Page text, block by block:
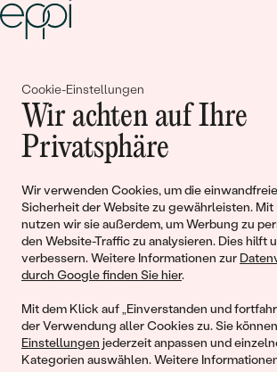
Cookie-Einstellungen
Wir achten auf Ihre
Privatsphäre
Wir verwenden Cookies, um die
Sicherheit der Website zu gewährleisten.
nutzen wir sie außerdem, um Werbung zu
den Website-Traffic zu analysieren. Dies hilft
verbessern. Weitere Informationen zur
durch Google finden Sie hier.
Mit dem Klick auf „Einverstanden und
der Verwendung aller Cookies zu. Sie
Einstellungen jederzeit anpassen und
Kategorien auswählen. Weitere
Gemeinsam erschaffen
Geschichten von
Liebe
Begleiten Sie uns!